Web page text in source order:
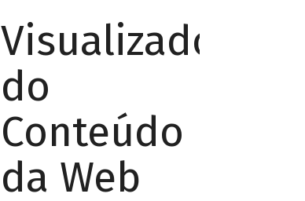
Visualizador
do
Conteúdo
da Web